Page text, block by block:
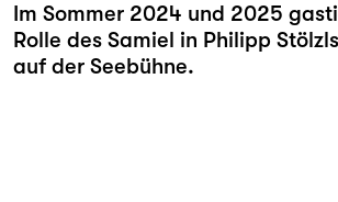
Im Sommer 2024 und 2025
Rolle des Samiel in Philipp
auf der Seebühne.